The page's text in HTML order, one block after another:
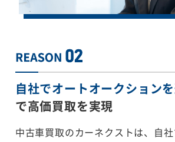
自社でオートオークション
で高価買取を実現
中古車買取のカーネクストは、自